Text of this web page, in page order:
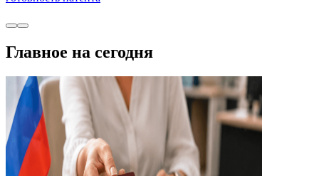
Главное на сегодня